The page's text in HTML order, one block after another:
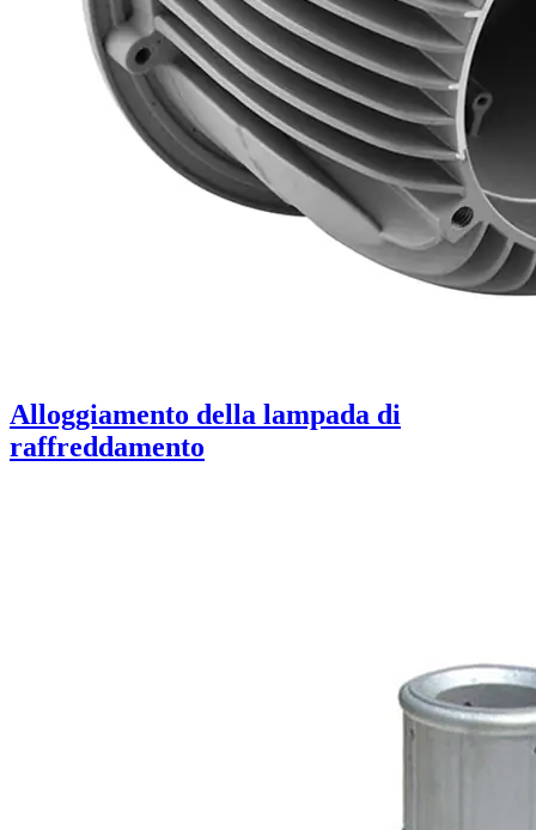
Alloggiamento della lampada di
raffreddamento